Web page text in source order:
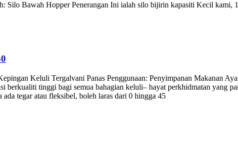
Silo Bawah Hopper Penerangan Ini ialah silo bijirin kapasiti Kecil kami,
Keluli Tergalvani Panas Penggunaan: Penyimpanan Makanan
tinggi bagi semua bahagian keluli– hayat perkhidmatan yang
tegar atau fleksibel, boleh laras dari 0 hingga 45